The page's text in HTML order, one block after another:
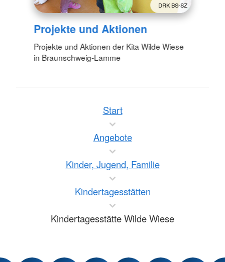
DRK BS-SZ
Projekte und Aktionen
Projekte und Aktionen der Kita Wilde Wiese
in Braunschweig-Lamme
Start
Angebote
Kinder, Jugend, Familie
Kindertagesstätten
Kindertagesstätte Wilde Wiese